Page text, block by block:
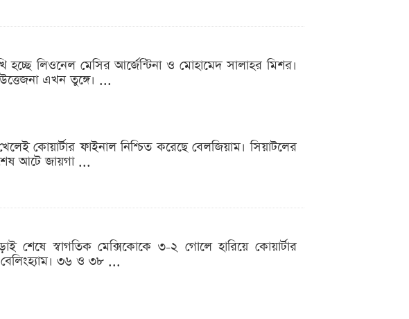
লিওনেল মেসির আর্জেন্টিনা ও মোহামেদ সালাহর মিশর।
এখন তুঙ্গে। ...
কোয়ার্টার ফাইনাল নিশ্চিত করেছে বেলজিয়াম। সিয়াটলের
শেষ আটে জায়গা ...
শেষে স্বাগতিক মেক্সিকোকে ৩-২ গোলে হারিয়ে কোয়ার্টার
৩৬ ও ৩৮ ...